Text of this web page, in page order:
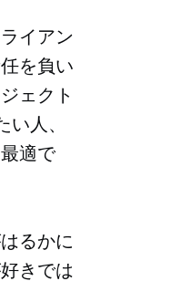
イアン
を負い
ェクト
人、
適で
るかに
きでは